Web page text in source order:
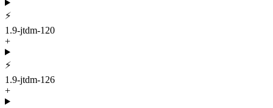
⚡
1.9-jtdm-120
+
⚡
1.9-jtdm-126
+